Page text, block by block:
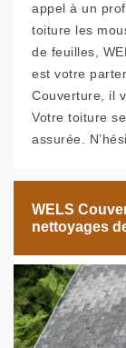
appel à un
toiture les
de feuilles,
est votre
Couverture, il
Votre toiture
assurée.
WELS
nettoyages